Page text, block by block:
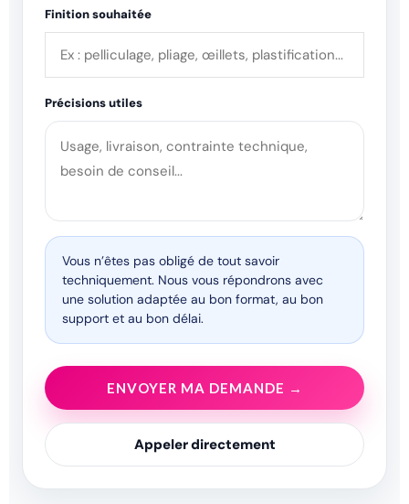
Finition souhaitée
Précisions utiles
Vous n’êtes pas obligé de tout savoir
techniquement. Nous vous répondrons avec
une solution adaptée au bon format, au bon
support et au bon délai.
ENVOYER MA DEMANDE →
Appeler directement